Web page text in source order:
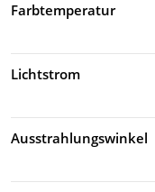
Farbtemperatur
Lichtstrom
Ausstrahlungswinkel